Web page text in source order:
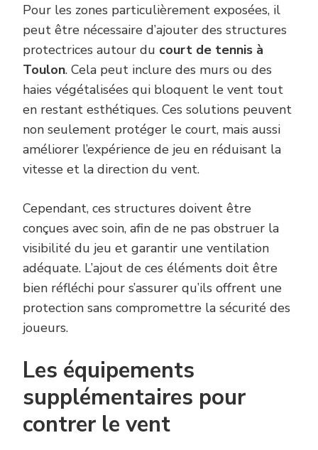
Pour les zones particulièrement exposées, il
peut être nécessaire d’ajouter des structures
protectrices autour du court de tennis à
Toulon. Cela peut inclure des murs ou des
haies végétalisées qui bloquent le vent tout
en restant esthétiques. Ces solutions peuvent
non seulement protéger le court, mais aussi
améliorer l’expérience de jeu en réduisant la
vitesse et la direction du vent.
Cependant, ces structures doivent être
conçues avec soin, afin de ne pas obstruer la
visibilité du jeu et garantir une ventilation
adéquate. L’ajout de ces éléments doit être
bien réfléchi pour s’assurer qu’ils offrent une
protection sans compromettre la sécurité des
joueurs.
Les équipements
supplémentaires pour
contrer le vent